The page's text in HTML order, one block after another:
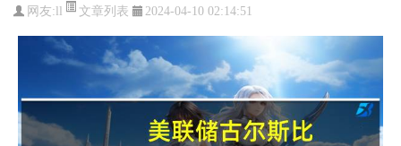
网友: 文章列表 2024-04-10 02:14:51